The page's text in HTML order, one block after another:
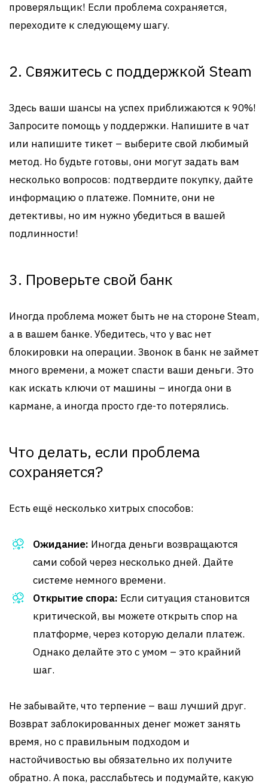
проверяльщик! Если проблема сохраняется,
переходите к следующему шагу.
2. Свяжитесь с поддержкой Steam
Здесь ваши шансы на успех приближаются к 90%!
Запросите помощь у поддержки. Напишите в чат
или напишите тикет – выберите свой любимый
метод. Но будьте готовы, они могут задать вам
несколько вопросов: подтвердите покупку, дайте
информацию о платеже. Помните, они не
детективы, но им нужно убедиться в вашей
подлинности!
3. Проверьте свой банк
Иногда проблема может быть не на стороне Steam,
а в вашем банке. Убедитесь, что у вас нет
блокировки на операции. Звонок в банк не займет
много времени, а может спасти ваши деньги. Это
как искать ключи от машины – иногда они в
кармане, а иногда просто где-то потерялись.
Что делать, если проблема
сохраняется?
Есть ещё несколько хитрых способов:
Ожидание: Иногда деньги возвращаются
сами собой через несколько дней. Дайте
системе немного времени.
Открытие спора: Если ситуация становится
критической, вы можете открыть спор на
платформе, через которую делали платеж.
Однако делайте это с умом – это крайний
шаг.
Не забывайте, что терпение – ваш лучший друг.
Возврат заблокированных денег может занять
время, но с правильным подходом и
настойчивостью вы обязательно их получите
обратно. А пока, расслабьтесь и подумайте, какую